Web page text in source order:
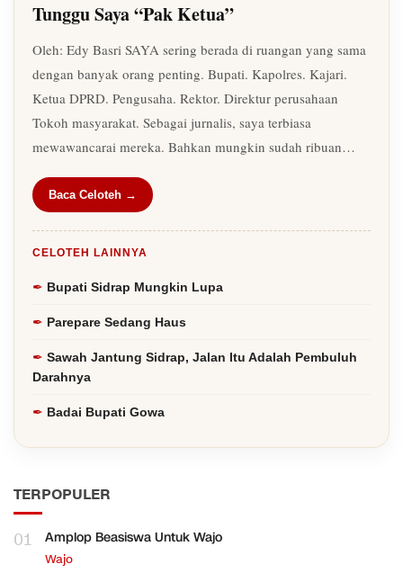
Tunggu Saya “Pak Ketua”
Oleh: Edy Basri SAYA sering berada di ruangan yang sama
dengan banyak orang penting. Bupati. Kapolres. Kajari.
Ketua DPRD. Pengusaha. Rektor. Direktur perusahaan
Tokoh masyarakat. Sebagai jurnalis, saya terbiasa
mewawancarai mereka. Bahkan mungkin sudah ribuan…
Baca Celoteh →
CELOTEH LAINNYA
Bupati Sidrap Mungkin Lupa
Parepare Sedang Haus
Sawah Jantung Sidrap, Jalan Itu Adalah Pembuluh
Darahnya
Badai Bupati Gowa
TERPOPULER
01 Amplop Beasiswa Untuk Wajo
Wajo